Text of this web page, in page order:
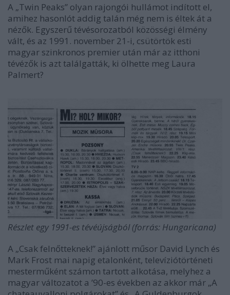
A „Twin Peaks” olyan rajongói hullámot indított el,
amihez hasonlót addig talán még nem is éltek át a
nézők. Egyszerű tévésorozatból közösségi élmény
vált, és az 1991. november 21-i, csütörtök esti
magyar szinkronos premier után már az itthoni
tévézők is azt találgatták, ki ölhette meg Laura
Palmert?
Részlet egy 1991-es tévéújságból (forrás: Hungaricana)
A „Csak felnőtteknek!” ajánlott műsor David Lynch és
Mark Frost mai napig etalonként, televíziótörténeti
mesterműként számon tartott alkotása, melyhez a
magyar változatot a ’90-es években az akkor már „A